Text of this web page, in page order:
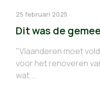
25 februari 2025
Dit was de
"Vlaanderen moet
voor het renoveren
wat...